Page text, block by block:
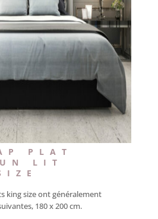
PLAT
LIT
king size ont généralement
180 x 200 cm.